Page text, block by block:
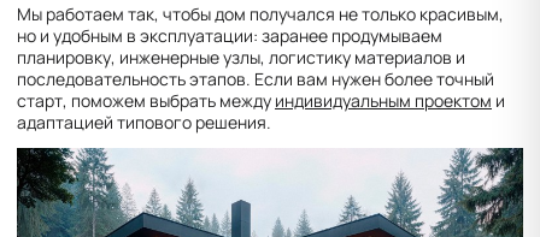
Мы работаем так, чтобы дом получался не только красивым,
но и удобным в эксплуатации: заранее продумываем
планировку, инженерные узлы, логистику материалов и
последовательность этапов. Если вам нужен более точный
старт, поможем выбрать между индивидуальным проектом и
адаптацией типового решения.